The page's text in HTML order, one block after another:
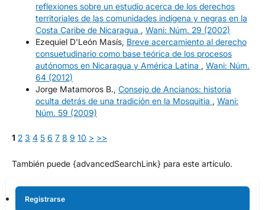
reflexiones sobre un estudio acerca de los derechos
territoriales de las comunidades indígena y negras en la
Costa Caribe de Nicaragua , Wani: Núm. 29 (2002)
Ezequiel D'León Masís, Breve acercamiento al derecho
consuetudinario como base teórica de los procesos
autónomos en Nicaragua y América Latina , Wani: Núm.
64 (2012)
Jorge Matamoros B., Consejo de Ancianos: historia
oculta detrás de una tradición en la Mosquitia , Wani:
Núm. 59 (2009)
1 2 3 4 5 6 7 8 9 10 > >>
También puede {advancedSearchLink} para este artículo.
Registrarse